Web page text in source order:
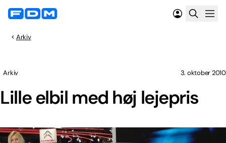
Arkiv
Lille elbil med høj lejepris
Arkiv 3. oktober 2010